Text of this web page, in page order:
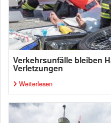
Verkehrsunfälle bleiben
Verletzungen
Weiterlesen